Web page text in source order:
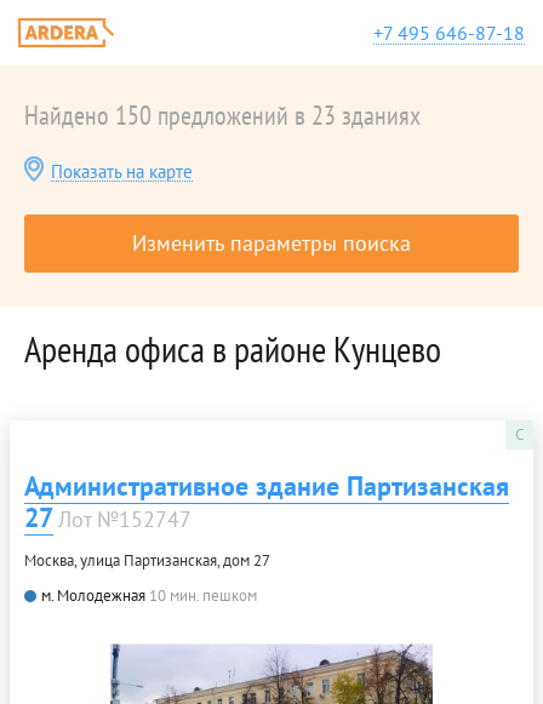
+7 495 646-87-18
Найдено 150 предложений в 23 зданиях
Показать на карте
Изменить параметры поиска
Аренда офиса в районе Кунцево
C
Административное здание Партизанская
27Лот №152747
Москва, улица Партизанская, дом 27
м. Молодежная 10 мин. пешком